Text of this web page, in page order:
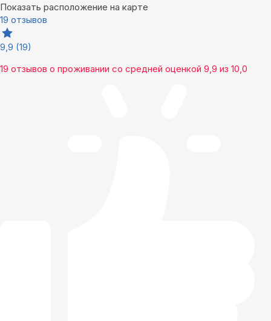
Показать расположение на карте
19 отзывов
9,9 (19)
19 отзывов о проживании со средней оценкой 9,9 из 10,0